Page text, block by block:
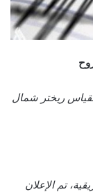
5.8 درجات على مقياس ريختر شمال
تم الإعلان